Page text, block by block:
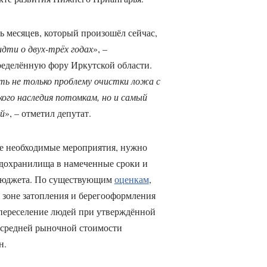
который произошёл сейчас,
о двух-трёх годах», –
фору Иркутской области.
не только проблему очистки ложа с
наследия потомкам, но и самый
», – отметил депутат.
необходимые мероприятия, нужно
в намеченные сроки и
По существующимоценкам,
затопления и берегооформления
людей при утверждённой
рыночной стоимости